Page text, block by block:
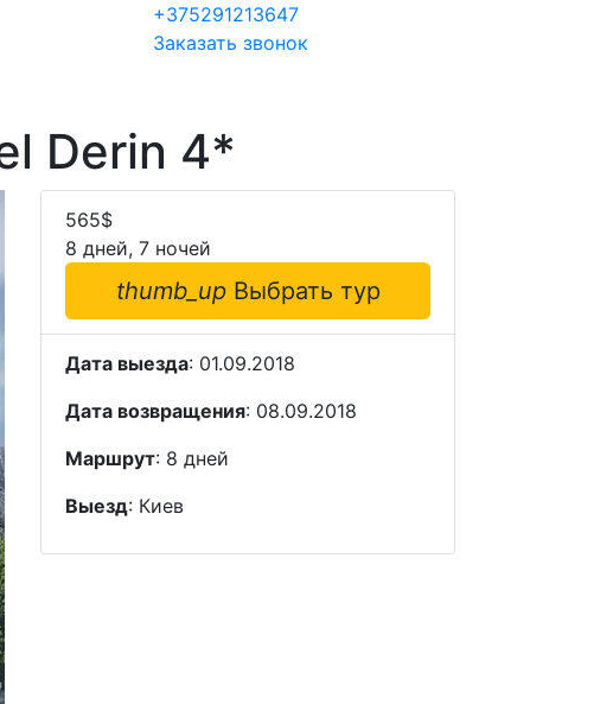
+375291213647
Заказать звонок
Derin 4*
565$
8 дней, 7 ночей
thumb_up Выбрать тур
Дата выезда: 01.09.2018
Дата возвращения: 08.09.2018
Маршрут: 8 дней
Выезд: Киев